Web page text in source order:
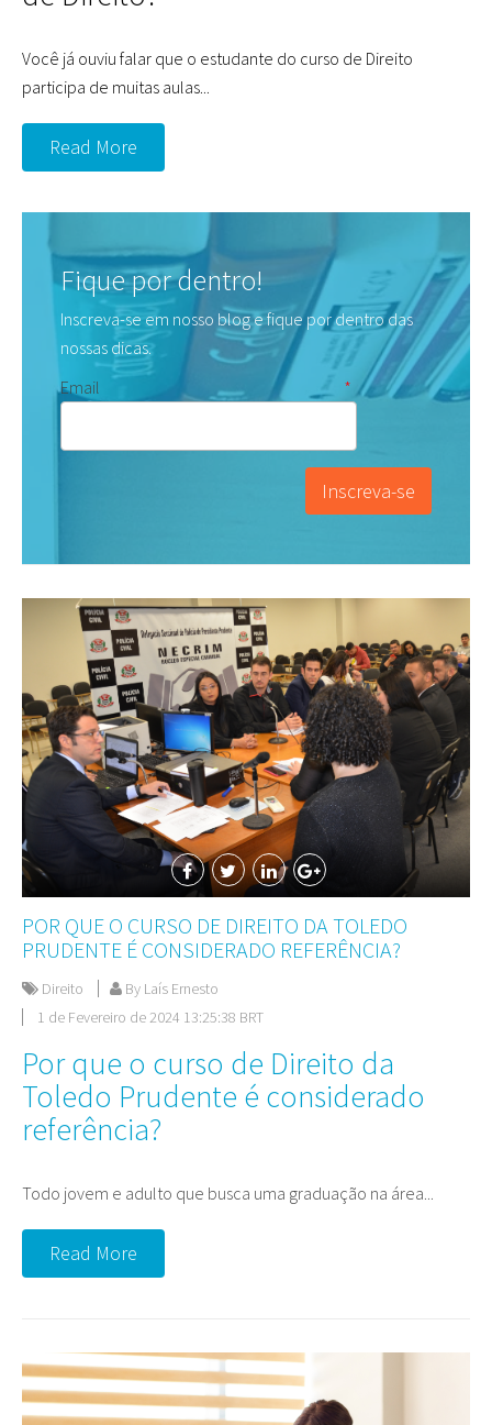
Você já ouviu falar que o estudante do curso de Direito
participa de muitas aulas...
Read More
Fique por dentro!
Inscreva-se em nosso blog e fique por dentro das
nossas dicas.
Email
*
POR QUE O CURSO DE DIREITO DA TOLEDO
PRUDENTE É CONSIDERADO REFERÊNCIA?
Direito
By Laís Ernesto
1 de Fevereiro de 2024 13:25:38 BRT
Por que o curso de Direito da
Toledo Prudente é considerado
referência?
Todo jovem e adulto que busca uma graduação na área...
Read More